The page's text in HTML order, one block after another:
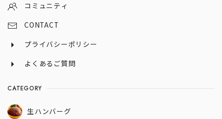
コミュニティ
CONTACT
プライバシーポリシー
よくあるご質問
CATEGORY
生ハンバーグ